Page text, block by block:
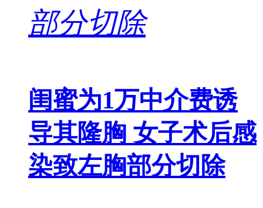
闺蜜为1万中介费诱
导其隆胸 女子术后感
染致左胸部分切除